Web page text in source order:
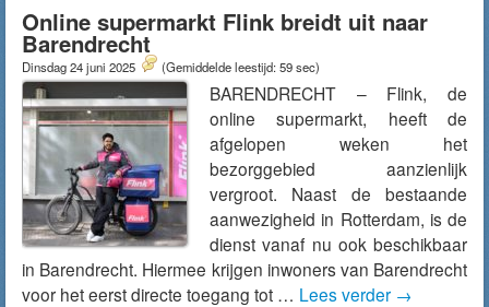
Online supermarkt Flink breidt uit naar
Barendrecht
Dinsdag 24 juni 2025 (Gemiddelde leestijd: 59 sec)
BARENDRECHT – Flink, de
online supermarkt, heeft de
afgelopen weken het
bezorggebied aanzienlijk
vergroot. Naast de bestaande
aanwezigheid in Rotterdam, is de
dienst vanaf nu ook beschikbaar
in Barendrecht. Hiermee krijgen inwoners van Barendrecht
voor het eerst directe toegang tot … Lees verder →